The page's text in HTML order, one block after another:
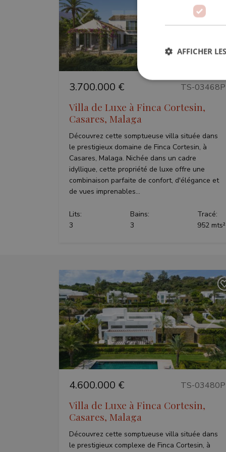
Précédent
3.700.000 € TS-03468P
Villa de Luxe à Finca Cortesin,
Casares, Malaga
Découvrez cette somptueuse villa située dans
le prestigieux domaine de Finca Cortesin, à
Casares, Malaga. Nichée dans un cadre
idyllique, cette propriété de luxe offre une
combinaison parfaite de confort, d'élégance et
de vues imprenables...
Lits:
3
Bains:
3
Tracé:
952 mts²
Précédent
4.600.000 € TS-03480P
Villa de Luxe à Finca Cortesin,
Casares, Malaga
Découvrez cette somptueuse villa située dans
le prestigieux complexe de Finca Cortesin, à
AFFICHER
Les cookies
Nom
_GRECAPTCHA
Nom
_ga_P48XP53MCD
_gid
_ga
Nom
YSC
_gcl_au
_fbp
Nom
Domaine
sfpxs
__Secure-